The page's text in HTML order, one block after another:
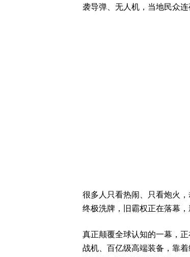
袭导弹、无人机，当地民众连
很多人只看热闹、只看炮火
终极洗牌，旧霸权正在落幕，
真正颠覆全球认知的一幕，
战机、百亿级高端装备，靠